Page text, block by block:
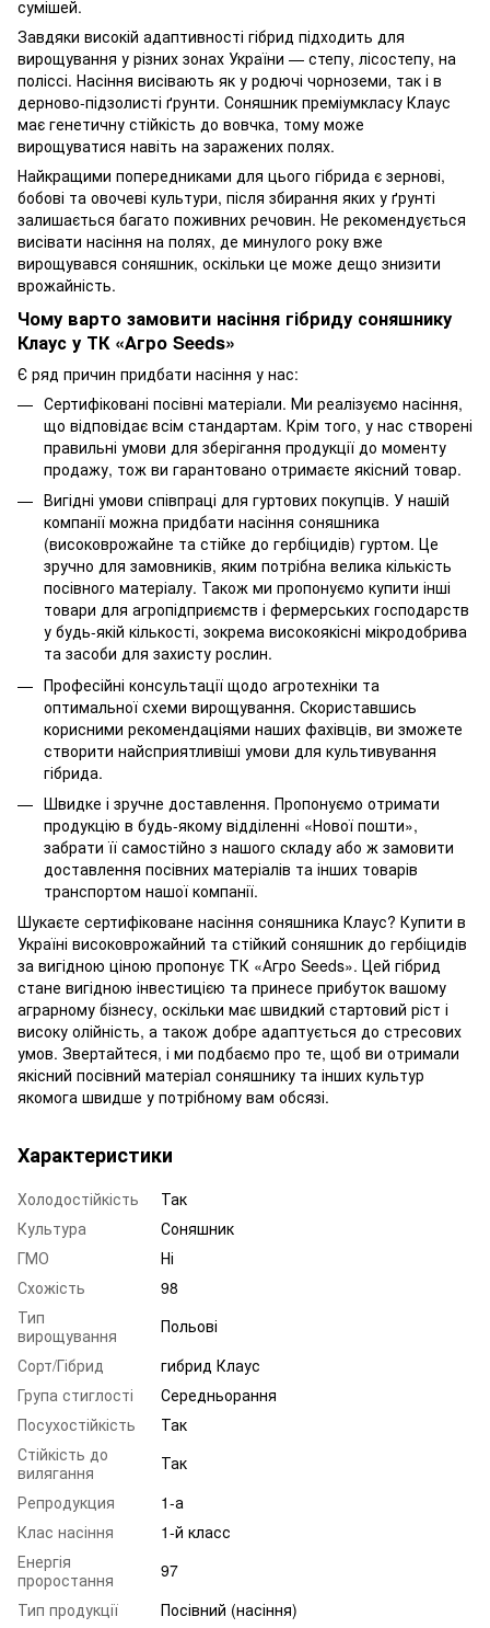
сумішей.
Завдяки високій адаптивності гібрид підходить для
вирощування у різних зонах України — степу, лісостепу, на
поліссі. Насіння висівають як у родючі чорноземи, так і в
дерново-підзолисті ґрунти. Соняшник преміумкласу Клаус
має генетичну стійкість до вовчка, тому може
вирощуватися навіть на заражених полях.
Найкращими попередниками для цього гібрида є зернові,
бобові та овочеві культури, після збирання яких у ґрунті
залишається багато поживних речовин. Не рекомендується
висівати насіння на полях, де минулого року вже
вирощувався соняшник, оскільки це може дещо знизити
врожайність.
Чому варто замовити насіння гібриду соняшнику
Клаус у ТК «Агро Seeds»
Є ряд причин придбати насіння у нас:
Сертифіковані посівні матеріали. Ми реалізуємо насіння,
що відповідає всім стандартам. Крім того, у нас створені
правильні умови для зберігання продукції до моменту
продажу, тож ви гарантовано отримаєте якісний товар.
Вигідні умови співпраці для гуртових покупців. У нашій
компанії можна придбати насіння соняшника
(високоврожайне та стійке до гербіцидів) гуртом. Це
зручно для замовників, яким потрібна велика кількість
посівного матеріалу. Також ми пропонуємо купити інші
товари для агропідприємств і фермерських господарств
у будь-якій кількості, зокрема високоякісні мікродобрива
та засоби для захисту рослин.
Професійні консультації щодо агротехніки та
оптимальної схеми вирощування. Скориставшись
корисними рекомендаціями наших фахівців, ви зможете
створити найсприятливіші умови для культивування
гібрида.
Швидке і зручне доставлення. Пропонуємо отримати
продукцію в будь-якому відділенні «Нової пошти»,
забрати її самостійно з нашого складу або ж замовити
доставлення посівних матеріалів та інших товарів
транспортом нашої компанії.
Шукаєте сертифіковане насіння соняшника Клаус? Купити в
Україні високоврожайний та стійкий соняшник до гербіцидів
за вигідною ціною пропонує ТК «Агро Seeds». Цей гібрид
стане вигідною інвестицією та принесе прибуток вашому
аграрному бізнесу, оскільки має швидкий стартовий ріст і
високу олійність, а також добре адаптується до стресових
умов. Звертайтеся, і ми подбаємо про те, щоб ви отримали
якісний посівний матеріал соняшнику та інших культур
якомога швидше у потрібному вам обсязі.
Характеристики
Холодостійкість
Так
Культура
Соняшник
ГМО
Ні
Схожість
98
Тип
вирощування
Польові
Сорт/Гібрид
гибрид Клаус
Група стиглості
Середньорання
Посухостійкість
Так
Стійкість до
вилягання
Так
Репродукция
1-а
Клас насіння
1-й класс
Енергія
проростання
97
Тип продукції
Посівний (насіння)